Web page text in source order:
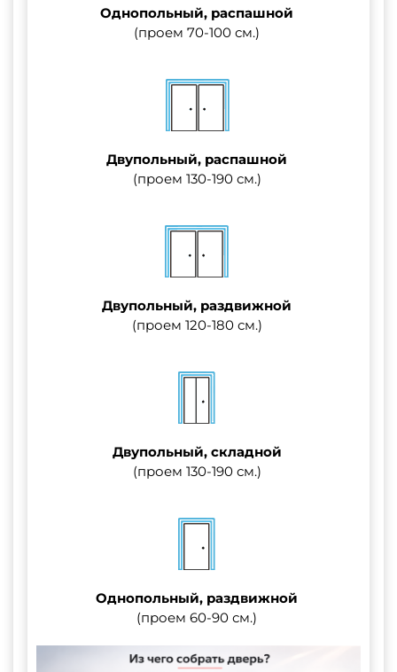
Однопольный, распашной
(проем 70-100 см.)
Двупольный, распашной
(проем 130-190 см.)
Двупольный, раздвижной
(проем 120-180 см.)
Двупольный, складной
(проем 130-190 см.)
Однопольный, раздвижной
(проем 60-90 см.)